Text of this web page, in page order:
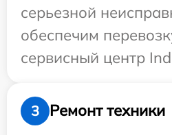
серьезной
обеспечим
сервисный центр
3
Ремонт техники